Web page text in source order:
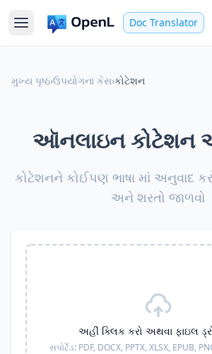
Doc Translator
મુખ્ય પૃષ્ઠ›ઉપયોગના કેસ›કોટેશન
ઑનલાઇન કોટેશન
કોટેશનને કોઈપણ ભાષા માં અનુવાદ
અને શરતો જાળવો
અહીં ક્લિક કરો અથવા ફાઇલ
સપોર્ટેડ: PDF, DOCX, PPTX, XLSX, EPUB,